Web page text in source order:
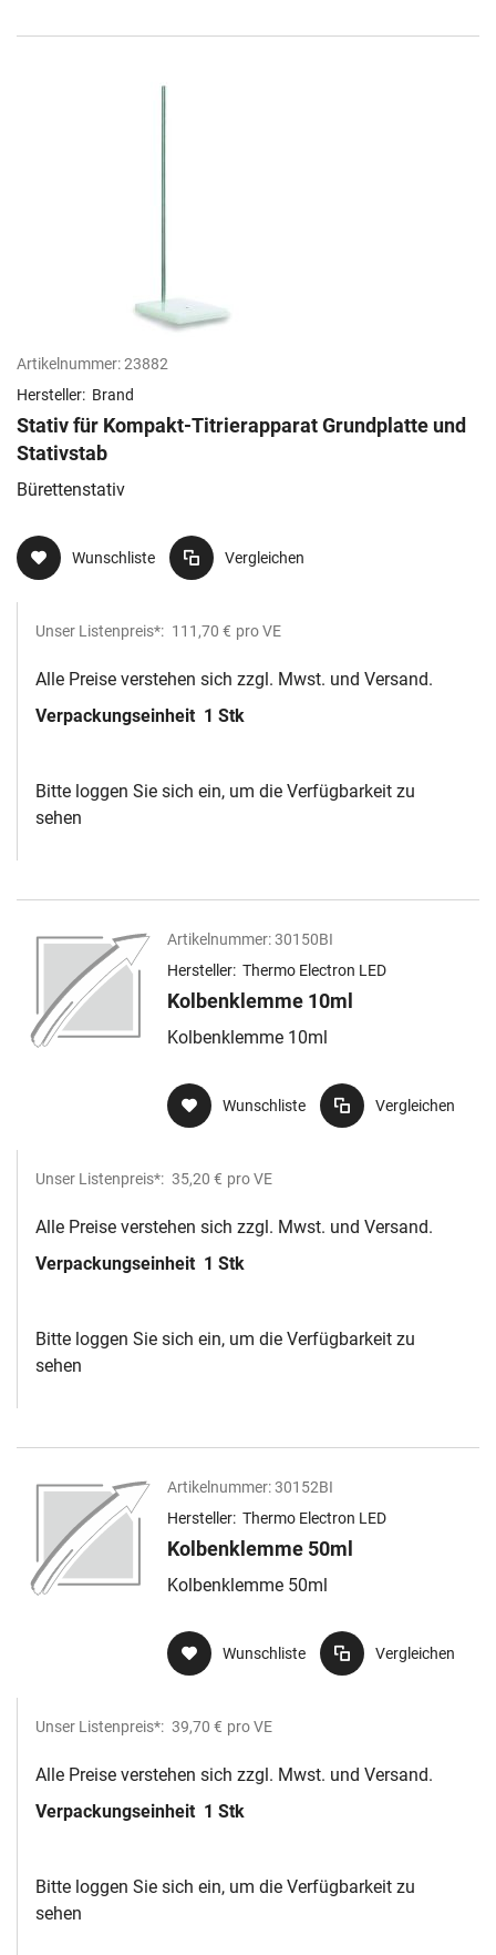
Artikelnummer:23882
Hersteller: Brand
Stativ für Kompakt-Titrierapparat Grundplatte und
Stativstab
Bürettenstativ
Wunschliste Vergleichen
Unser Listenpreis*: 111,70 € pro VE
Alle Preise verstehen sich zzgl. Mwst. und Versand.
Verpackungseinheit 1 Stk
Bitte loggen Sie sich ein, um die Verfügbarkeit zu
sehen
Artikelnummer: 30150BI
Hersteller: Thermo Electron LED
Kolbenklemme 10ml
Kolbenklemme 10ml
Wunschliste Vergleichen
Unser Listenpreis*: 35,20 € pro VE
Alle Preise verstehen sich zzgl. Mwst. und Versand.
Verpackungseinheit 1 Stk
Bitte loggen Sie sich ein, um die Verfügbarkeit zu
sehen
Artikelnummer: 30152BI
Hersteller: Thermo Electron LED
Kolbenklemme 50ml
Kolbenklemme 50ml
Wunschliste Vergleichen
Unser Listenpreis*: 39,70 € pro VE
Alle Preise verstehen sich zzgl. Mwst. und Versand.
Verpackungseinheit 1 Stk
Bitte loggen Sie sich ein, um die Verfügbarkeit zu
sehen